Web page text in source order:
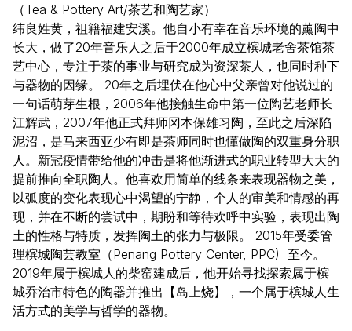
（Tea & Pottery Art/茶艺和陶艺家）
纬良姓黄，祖籍福建安溪。他自小有幸在音乐环境的薰陶中
长大，做了20年音乐人之后于2000年成立槟城老舍茶馆茶
艺中心，专注于茶的事业与研究成为资深茶人，也同时种下
与器物的因缘。 20年之后埋伏在他心中父亲曾对他说过的
一句话萌芽生根，2006年他接触生命中第一位陶艺老师长
江辉武，2007年他正式拜师冈本保雄习陶，至此之后深陷
泥沼，是马来西亚少有即是茶师同时也懂做陶的双重身分职
人。新冠疫情带给他的冲击是将他渐进式的职业转型大大的
提前推向全职陶人。他喜欢用简单的线条来表现器物之美，
以弧度的变化表现心中渴望的宁静，个人的审美和情感的再
现，并在不断的尝试中，期盼和等待欢呼中实验，表现出陶
土的性格与特质，发挥陶土的张力与极限。 2015年受委管
理槟城陶芸教室（Penang Pottery Center, PPC) 至今。
2019年属于槟城人的柴窑建成后，他开始寻找探索属于槟
城乔治市特色的陶器并推出【岛上烧】，一个属于槟城人生
活方式的美学与哲学的器物。